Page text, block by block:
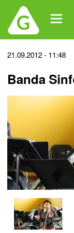
navigation
Back
top
21.09.2012 - 11:48
Banda